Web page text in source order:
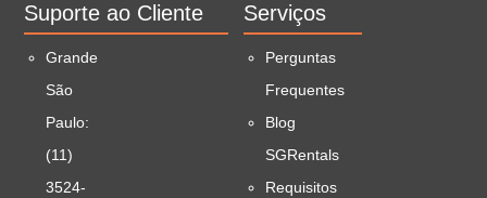
Suporte ao Cliente
Grande
São
Paulo:
(11)
3524-
Serviços
Perguntas
Frequentes
Blog
SGRentals
Requisitos